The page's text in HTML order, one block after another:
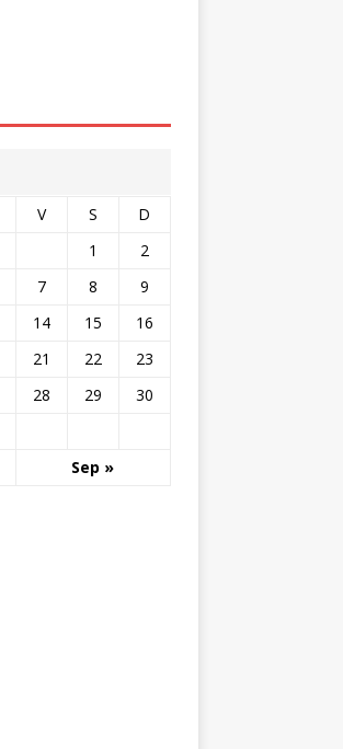
V S
D
1
2
7 8
9
14 15
16
21 22
23
28 29
30
Sep »